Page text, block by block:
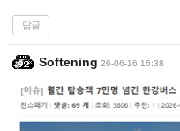
답글
Softening 26-06-16 16:38